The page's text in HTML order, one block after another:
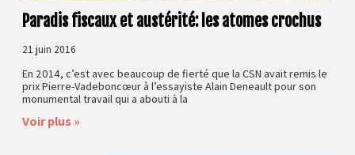
Paradis fiscaux et austérité: les atomes crochus
21 juin 2016
En 2014, c’est avec beaucoup de fierté que la CSN avait remis le
prix Pierre-Vadeboncœur à l’essayiste Alain Deneault pour son
monumental travail qui a abouti à la
Voir plus »